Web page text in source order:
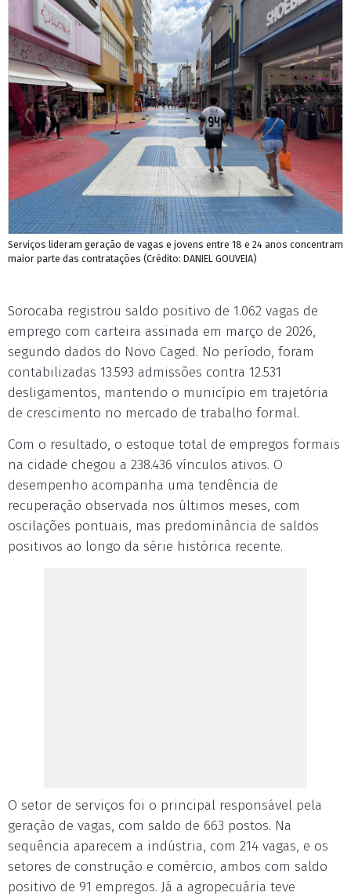
Serviços lideram geração de vagas e jovens entre 18 e 24 anos concentram
maior parte das contratações (Crédito: DANIEL GOUVEIA)
Sorocaba registrou saldo positivo de 1.062 vagas de
emprego com carteira assinada em março de 2026,
segundo dados do Novo Caged. No período, foram
contabilizadas 13.593 admissões contra 12.531
desligamentos, mantendo o município em trajetória
de crescimento no mercado de trabalho formal.
Com o resultado, o estoque total de empregos formais
na cidade chegou a 238.436 vínculos ativos. O
desempenho acompanha uma tendência de
recuperação observada nos últimos meses, com
oscilações pontuais, mas predominância de saldos
positivos ao longo da série histórica recente.
O setor de serviços foi o principal responsável pela
geração de vagas, com saldo de 663 postos. Na
sequência aparecem a indústria, com 214 vagas, e os
setores de construção e comércio, ambos com saldo
positivo de 91 empregos. Já a agropecuária teve